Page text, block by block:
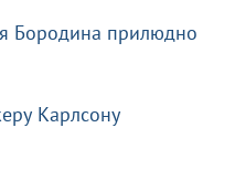
Бородина прилюдно
Карлсону